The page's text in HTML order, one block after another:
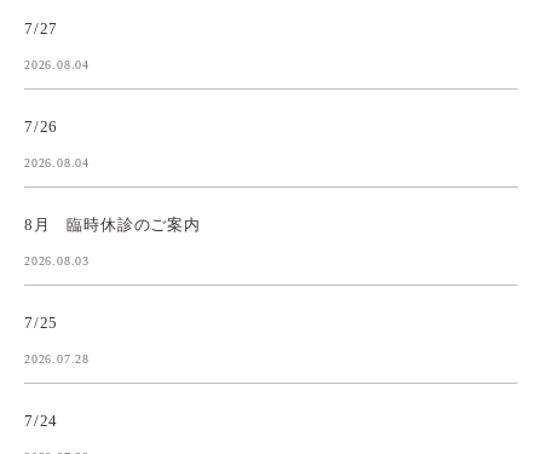
7/27
2026.08.04
7/26
2026.08.04
8月 臨時休診のご案内
2026.08.03
7/25
2026.07.28
7/24